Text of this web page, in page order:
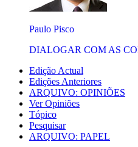
Paulo Pisco
DIALOGAR COM AS
Edição Actual
Edições Anteriores
ARQUIVO: OPINIÕES
Ver Opiniões
Tópico
Pesquisar
ARQUIVO: PAPEL